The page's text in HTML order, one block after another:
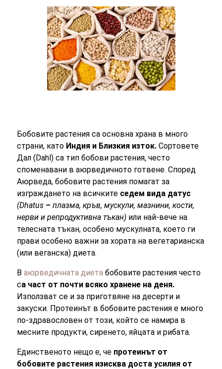
Бобовите растения са основна храна в много
страни, като Индия и Близкия изток. Сортовете
Дал (Dahl) са тип бобови растения, често
споменавани в аюрведичното готвене. Според
Аюрведа, бобовите растения помагат за
изграждането на всичките седем вида датус
(Dhatus – плазма, кръв, мускули, мазнини, кости,
нерви и репродуктивна тъкан) или най-вече на
телесната тъкан, особено мускулната, което ги
прави особено важни за хората на вегетарианска
(или веганска) диета.
Ваюрведичната диета бобовите растения често
са част от почти всяко хранене на деня.
Използват се и за приготвяне на десерти и
закуски. Протеинът в бобовите растения е много
по-здравословен от този, който се намира в
месните продукти, сиренето, яйцата и рибата.
Единственото нещо е, че протеинът от
бобовите растения изисква доста усилия от